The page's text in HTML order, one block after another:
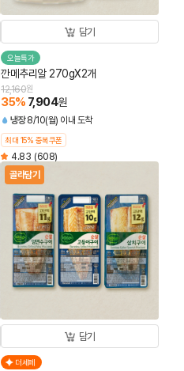
담기
오늘특가
깐메추리알 270gX2개
12,160원
35% 7,904원
냉장 8/10(월) 이내 도착
최대 15% 중복쿠폰
4.83 (608)
골라담기
담기
더세페